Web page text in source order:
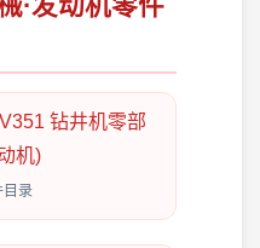
钻井机零部
机)
目录